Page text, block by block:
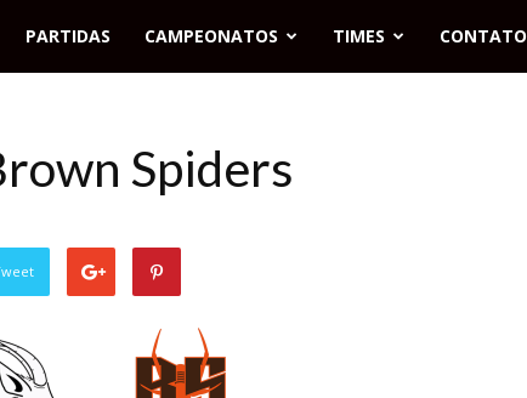
PARTIDAS CAMPEONATOS TIMES CONTATO
Spiders